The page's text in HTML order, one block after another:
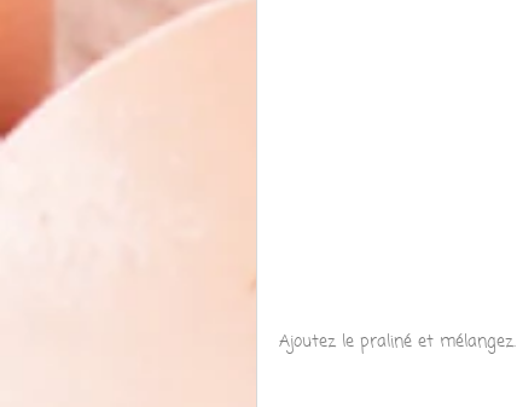
Ajoutez le praliné et mélangez.